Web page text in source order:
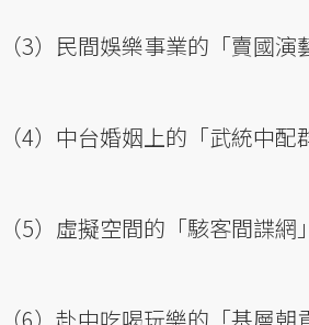
（3）民間娛樂事業的「賣國演
（4）中台婚姻上的「武統中配
（5）虛擬空間的「駭客間諜網